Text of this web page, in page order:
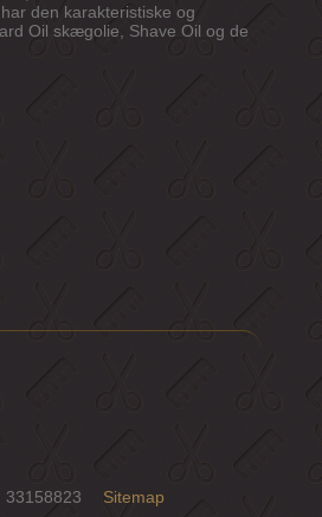
den karakteristiske og
Oil skægolie, Shave Oil og de
33158823
Sitemap